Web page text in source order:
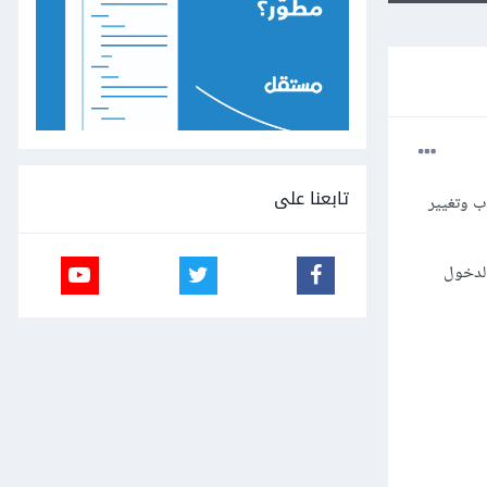
وتغيير تابعنا على